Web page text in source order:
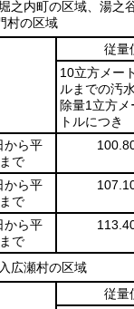
之内町の区域、湯之
村の区域
従量
10立方メート
ルまでの汚
除量1立方メ
トルにつき
から平
で
から平
で
から平
で
広瀬村の区域
従量